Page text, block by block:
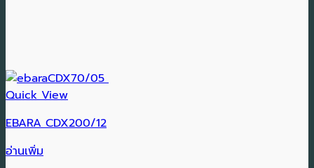
Quick View
EBARA CDX200/12
อ่านเพิ่ม